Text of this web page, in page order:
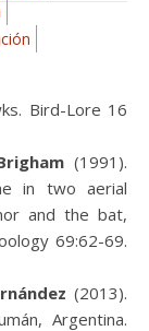
Bird-Lore 16
(1991).
in two aerial
and the bat,
69:62-69.
(2013).
Argentina.